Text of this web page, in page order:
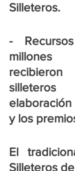
Silleteros.
-
y los
El
Silleteros